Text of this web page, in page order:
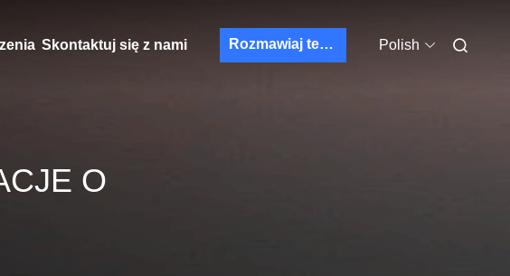
Skontaktuj się z nami Rozmawiaj teraz. Polish
O